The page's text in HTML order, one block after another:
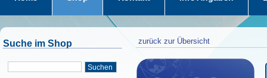
Suche im Shop
Suchen
zurück zur Übersicht